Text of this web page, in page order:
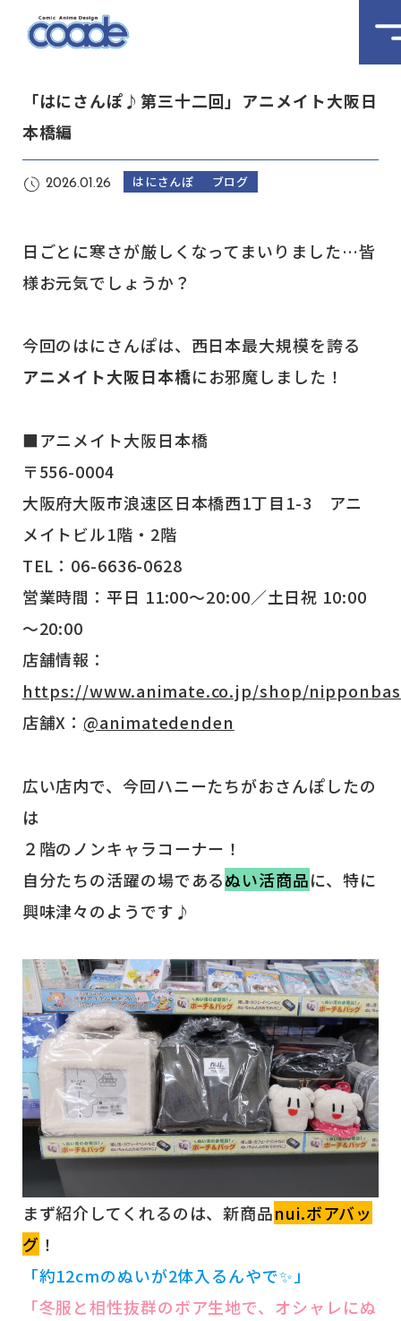
「はにさんぽ♪第三十二回」アニメイト大阪日
本橋編
2026.01.26 はにさんぽ ブログ
日ごとに寒さが厳しくなってまいりました…皆
様お元気でしょうか？
今回のはにさんぽは、西日本最大規模を誇る
アニメイト大阪日本橋にお邪魔しました！
■アニメイト大阪日本橋
〒556-0004
大阪府大阪市浪速区日本橋西1丁目1-3 アニ
メイトビル1階・2階
TEL：06-6636-0628
営業時間：平日 11:00～20:00／土日祝 10:00
～20:00
店舗情報：
https://www.animate.co.jp/shop/
店舗X：@animatedenden
広い店内で、今回ハニーたちがおさんぽしたの
は
２階のノンキャラコーナー！
自分たちの活躍の場であるぬい活商品に、特に
興味津々のようです♪
まず紹介してくれるのは、新商品nui.ボアバッ
グ ！
「約12cmのぬいが2体入るんやで✨」
「冬服と相性抜群のボア生地で、オシャレにぬ